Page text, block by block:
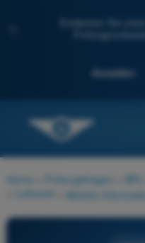
Entdecken Sie
Anmelden
Home Prüfungsfragen
Luftrecht